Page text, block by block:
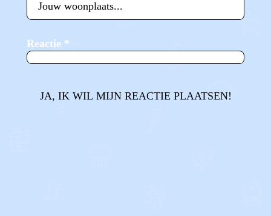
Reactie *
JA, IK WIL MIJN REACTIE PLAATSEN!